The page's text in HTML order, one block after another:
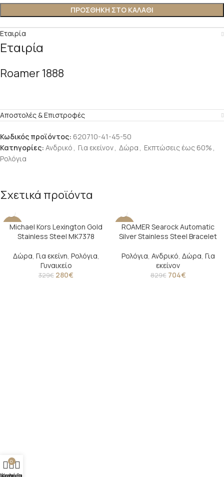
ΠΡΟΣΘΗΚΗ ΣΤΟ ΚΑΛΑΘΙ
Εταιρία
Εταιρία
Roamer 1888
Αποστολές & Επιστροφές
Κωδικός προϊόντος: 620710-41-45-50
Κατηγορίες: Ανδρικό , Για εκείνον, Δώρα , Εκπτώσεις έως 60% ,
Ρολόγια
Σχετικά προϊόντα
-15%
Michael Kors Lexington Gold
Stainless Steel MK7378
Δώρα, Για εκείνη, Ρολόγια,
Γυναικείο
329€ 280€
-15%
ROAMER Searock Automatic
Silver Stainless Steel Bracelet
Ρολόγια, Ανδρικό, Δώρα, Για
εκείνον
829€ 704€
0
Καλάθι